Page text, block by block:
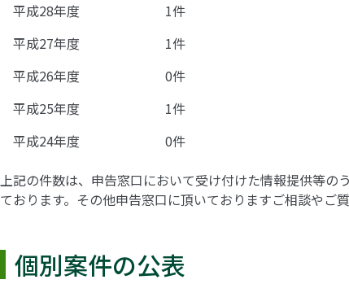
平成28年度
1件
平成27年度
1件
平成26年度
0件
平成25年度
1件
平成24年度
0件
上記の件数は、申告窓口において受け付けた情報提供等
ております。その他申告窓口に頂いておりますご相談やご
個別案件の公表